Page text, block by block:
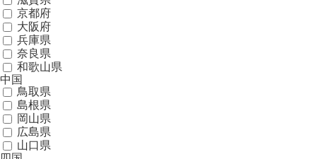
京都府
大阪府
兵庫県
奈良県
和歌山県
中国
鳥取県
島根県
岡山県
広島県
山口県